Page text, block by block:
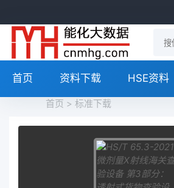
首页 资料下载 HSE资料
首页 > 标准下载